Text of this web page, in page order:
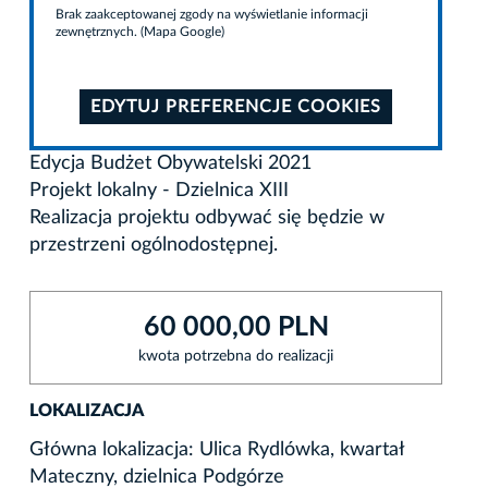
Brak zaakceptowanej zgody na wyświetlanie informacji
zewnętrznych. (Mapa Google)
EDYTUJ PREFERENCJE COOKIES
Edycja Budżet Obywatelski 2021
Projekt lokalny - Dzielnica XIII
Realizacja projektu odbywać się będzie w
przestrzeni ogólnodostępnej.
60 000,00 PLN
kwota potrzebna do realizacji
LOKALIZACJA
Główna lokalizacja: Ulica Rydlówka, kwartał
Mateczny, dzielnica Podgórze